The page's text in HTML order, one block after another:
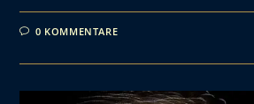
0 KOMMENTARE